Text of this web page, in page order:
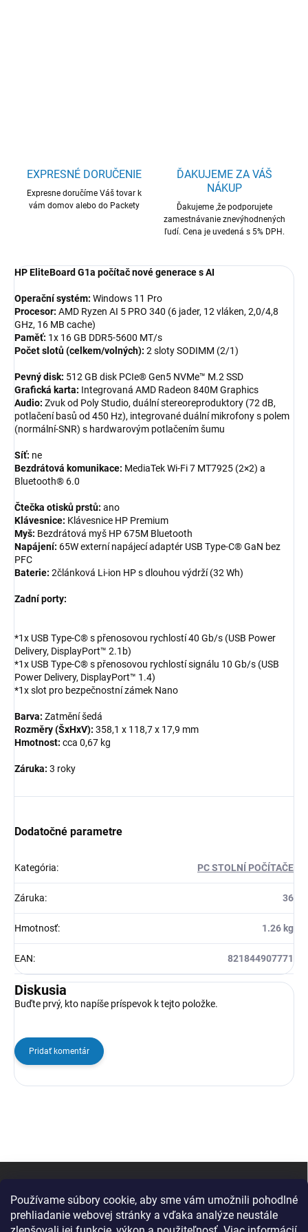
Používame súbory cookie, aby sme vám umožnili pohodlné
prehliadanie webovej stránky a vďaka analýze neustále
EXPRESNÉ DORUČENIE
Expresne doručíme Váš tovar k
vám domov alebo do Packety
ĎAKUJEME ZA VÁŠ
NÁKUP
Ďakujeme ,že podporujete
zamestnávanie znevýhodnených
ľudí. Cena je uvedená s 5% DPH.
HP EliteBoard G1a počítač nové generace s AI
Operační systém: Windows 11 Pro
Procesor: AMD Ryzen AI 5 PRO 340 (6 jader, 12 vláken, 2,0/4,8
GHz, 16 MB cache)
Paměť: 1x 16 GB DDR5-5600 MT/s
Počet slotů (celkem/volných): 2 sloty SODIMM (2/1)
Pevný disk: 512 GB disk PCIe® Gen5 NVMe™ M.2 SSD
Grafická karta: Integrovaná AMD Radeon 840M Graphics
Audio: Zvuk od Poly Studio, duální stereoreproduktory (72 dB,
potlačení basů od 450 Hz), integrované duální mikrofony s polem
(normální-SNR) s hardwarovým potlačením šumu
Síť: ne
Bezdrátová komunikace: MediaTek Wi-Fi 7 MT7925 (2×2) a
Bluetooth® 6.0
Čtečka otisků prstů: ano
Klávesnice: Klávesnice HP Premium
Myš: Bezdrátová myš HP 675M Bluetooth
Napájení: 65W externí napájecí adaptér USB Type-C® GaN bez
PFC
Baterie: 2článková Li-ion HP s dlouhou výdrží (32 Wh)
Zadní porty:
*1x USB Type-C® s přenosovou rychlostí 40 Gb/s (USB Power
Delivery, DisplayPort™ 2.1b)
*1x USB Type-C® s přenosovou rychlostí signálu 10 Gb/s (USB
Power Delivery, DisplayPort™ 1.4)
*1x slot pro bezpečnostní zámek Nano
Barva: Zatmění šedá
Rozměry (ŠxHxV): 358,1 x 118,7 x 17,9 mm
Hmotnost: cca 0,67 kg
Záruka: 3 roky
Dodatočné parametre
Kategória: PC STOLNÍ POČÍTAČE
Záruka: 36
Hmotnosť: 1.26 kg
EAN: 821844907771
Diskusia
Buďte prvý, kto napíše príspevok k tejto položke.
Pridať komentár